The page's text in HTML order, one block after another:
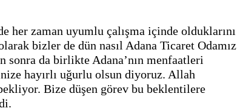
her zaman uyumlu çalışma içinde olduklarını
bizler de dün nasıl Adana Ticaret Odamız
da birlikte Adana’nın menfaatleri
hayırlı uğurlu olsun diyoruz. Allah
Bize düşen görev bu beklentilere